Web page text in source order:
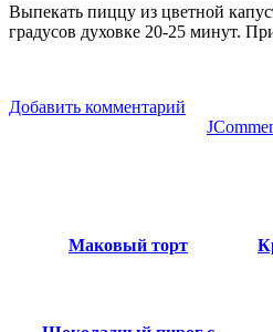
Выпекать пиццу из цветной
градусов духовке 20-25 минут.
Добавить комментарий
Маковый торт